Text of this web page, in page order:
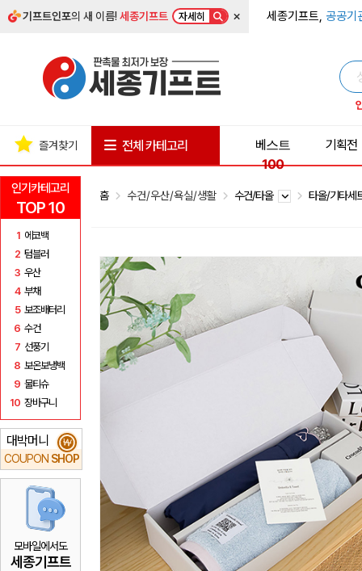
기프트인포의 새 이름!세종기프트 자세히 × 세종기프트, 공공기
인기카테고리
TOP 10
1 에코백
2 텀블러
3 우산
4 부채
5 보조배터리
6 수건
7 선풍기
8 보온보냉백
9 물티슈
10 장바구니
대박머니
COUPON SHOP
₩
모바일에서도
세종기프트
즐겨찾기 전체 카테고리
베스트
100
기획전
홈 수건/우산/욕실/생활 수건/타올 타올/기타